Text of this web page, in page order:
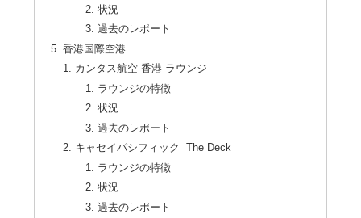
状況
過去のレポート
香港国際空港
カンタス航空 香港 ラウンジ
ラウンジの特徴
状況
過去のレポート
キャセイパシフィック The Deck
ラウンジの特徴
状況
過去のレポート